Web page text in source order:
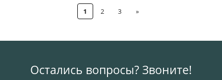
1 2 3 »
Остались вопросы? Звоните!